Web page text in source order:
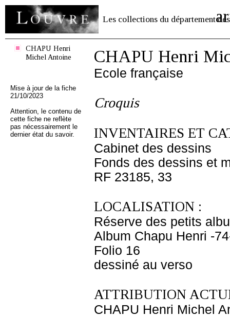
Les collections du département des
CHAPU Henri
Michel Antoine
Mise à jour de la fiche
21/10/2023
Attention, le contenu de
cette fiche ne reflète
pas nécessairement le
dernier état du savoir.
CHAPU Henri
Ecole française
Croquis
INVENTAIRES ET
Cabinet des dessins
Fonds des dessins et
RF 23185, 33
LOCALISATION :
Réserve des petits
Album Chapu Henri -
Folio 16
dessiné au verso
ATTRIBUTION
CHAPU Henri Michel